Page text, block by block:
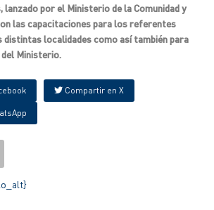
lanzado por el Ministerio de la Comunidad y
las capacitaciones para los referentes
localidades como así también para
Ministerio.
Compartir en X